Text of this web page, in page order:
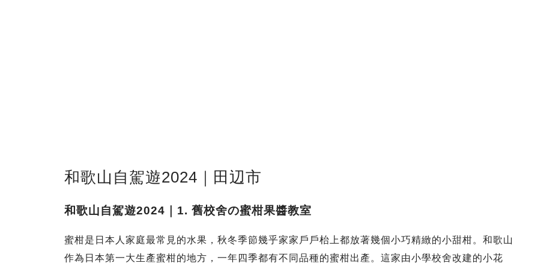
和歌山自駕遊2024｜田辺市
和歌山自駕遊2024｜1. 舊校舍の蜜柑果醬教室
蜜柑是日本人家庭最常見的水果，秋冬季節幾乎家家戶戶枱上都放著幾個小巧精緻的小甜柑。和歌山
作為日本第一大生產蜜柑的地方，一年四季都有不同品種的蜜柑出產。這家由小學校舍改建的小花